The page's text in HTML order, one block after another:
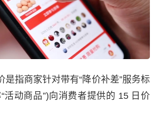
是指商家针对带有“降价补差”服务标
活动商品”)向消费者提供的 15 日价